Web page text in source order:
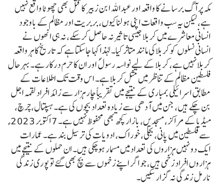
مکہ پر آگ برسانے کا واقعہ اور عبداللہ ابن زبیر کا قتل بھی چھوٹا واقع نہیں
ہے، لیکن یہ سب واقعات اپنی ہولناکیوں، بربریت اور مظالم کے باوجود
انسانی معاشرے میں کربلا جیسی تاثیر نہ حاصل کرسکے، نہ ہی انھوں نے
انسانی نسلوں کو کربلا کی مانند متاثر کیا۔ لہذا کہا جاسکتا ہے کہ تاریخ کا ہر واقعہ
کربلا نہیں ہے، کربلا کے لیے نواسہ رسول ؐ اور ان کا حرم درکار ہے۔ بہرحال
فلسطین مظالم کے تناظر میں مثل کربلا ہے۔ اس وقت تک اطلاعات کے
مطابق اسرائیلی بمباری کے نتیجے میں تقریباً چار ہزار سے زائد افراد لقمہ اجل
بن چکے ہیں، جن میں آدھی سے زیادہ تعداد بچوں کی ہے۔ ہسپتال، چرچ،
میڈیا کے مراکز، مسجدیں، بازار کچھ بھی محفوظ نہیں ہے۔ 7 اکتوبر 2023ء
سے فلسطین میں پانی، بجلی، خوراک، ادویات کی ترسیل بند ہے۔ عمارات
ایک دو نہیں ہزاروں کی تعداد میں مسمار ہوچکی ہیں۔ ان حملوں کے نتیجے میں
ہزاروں افراد زخمی ہیں، جو اگر اپنے زخموں سے بچ بھی گئے تو پوری زندگی
نارمل زندگی نہ گزار سکیں۔